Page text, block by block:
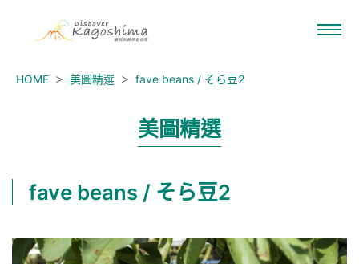
HOME 美圖精選 fave beans / そら豆2
美圖精選
fave beans / そら豆2